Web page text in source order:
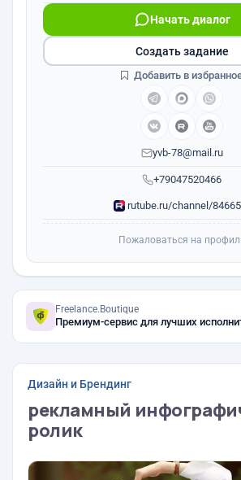
+79047520466
Начать диалог
yvb-78@mail.ru
rutube.ru/channel/
Создать задание
Добавить в
Пожаловаться на
Freelance.Boutique
Премиум-сервис для лучших
Дизайн и Брендинг
рекламный
ролик